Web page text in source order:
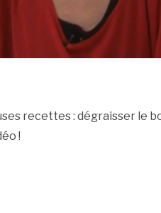
recettes : dégraisser le
!